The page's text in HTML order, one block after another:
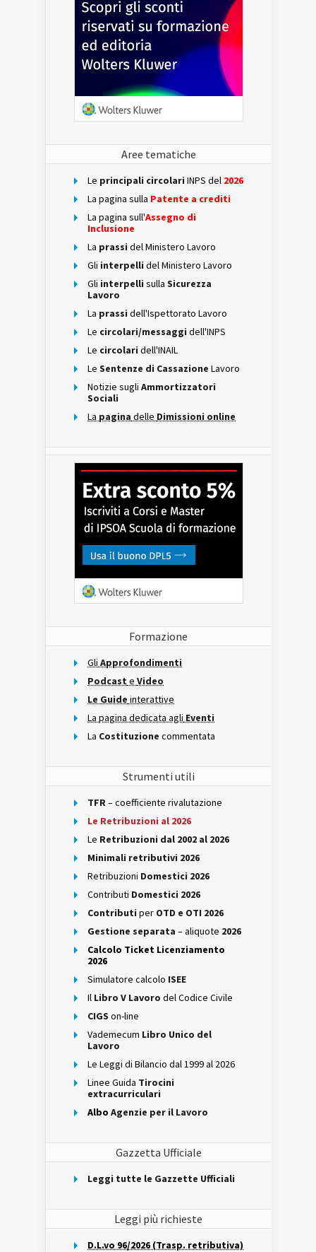
Aree tematiche
Le principali circolari INPS del 2026
La pagina sulla Patente a crediti
La pagina sull'Assegno di
Inclusione
La prassi del Ministero Lavoro
Gli interpelli del Ministero Lavoro
Gli interpelli sulla Sicurezza
Lavoro
La prassi dell'Ispettorato Lavoro
Le circolari/messaggi dell'INPS
Le circolari dell'INAIL
Le Sentenze di Cassazione Lavoro
Notizie sugli Ammortizzatori
Sociali
La pagina delle Dimissioni online
Formazione
Gli Approfondimenti
Podcast e Video
Le Guide interattive
La pagina dedicata agli Eventi
La Costituzione commentata
Strumenti utili
TFR– coefficiente rivalutazione
Le Retribuzioni al 2026
Le Retribuzioni dal 2002 al 2026
Minimali retributivi 2026
Retribuzioni Domestici 2026
Contributi Domestici 2026
Contributi per OTD e OTI 2026
Gestione separata – aliquote 2026
Calcolo Ticket Licenziamento
2026
Simulatore calcolo ISEE
Il Libro V Lavoro del Codice Civile
CIGS on-line
Vademecum Libro Unico del
Lavoro
Le Leggi di Bilancio dal 1999 al 2026
Linee Guida Tirocini
extracurriculari
Albo Agenzie per il Lavoro
Gazzetta Ufficiale
Leggi tutte le Gazzette Ufficiali
Leggi più richieste
D.L.vo 96/2026 (Trasp. retributiva)